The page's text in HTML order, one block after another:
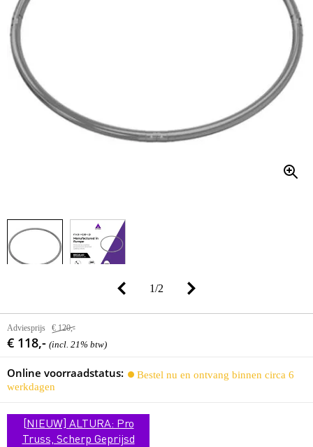
1/2
Adviesprijs € 120,-
€ 118,- (incl. 21% btw)
Online voorraadstatus:
Bestel nu en ontvang binnen circa 6
werkdagen
[NIEUW] ALTURA: Pro
Truss, Scherp Geprijsd